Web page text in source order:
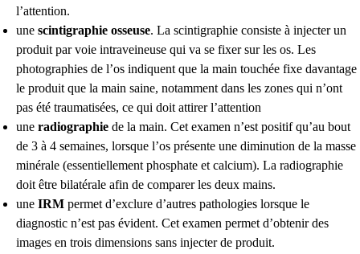
l’attention.
une scintigraphie osseuse. La scintigraphie consiste à injecter un
produit par voie intraveineuse qui va se fixer sur les os. Les
photographies de l’os indiquent que la main touchée fixe davantage
le produit que la main saine, notamment dans les zones qui n’ont
pas été traumatisées, ce qui doit attirer l’attention
une radiographie de la main. Cet examen n’est positif qu’au bout
de 3 à 4 semaines, lorsque l’os présente une diminution de la masse
minérale (essentiellement phosphate et calcium). La radiographie
doit être bilatérale afin de comparer les deux mains.
une IRM permet d’exclure d’autres pathologies lorsque le
diagnostic n’est pas évident. Cet examen permet d’obtenir des
images en trois dimensions sans injecter de produit.